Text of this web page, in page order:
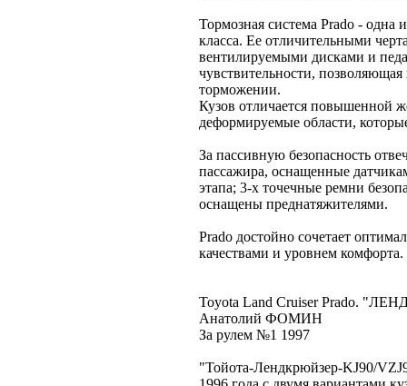
Тормозная система Prado -
класса. Ее отличительными
вентилируемыми дисками и
чувствительности,
торможении.
Кузов отличается повышенной
деформируемые области,
За пассивную безопасность
пассажира, оснащенные
этапа; 3-х точечные ремни
оснащены преднатяжителями.
Prado достойно сочетает
качествами и уровнем комфорта.
Toyota Land Cruiser Prado.
Анатолий ФОМИН
За рулем №1 1997
"Тойота-Лендкрюйзер-KJ90/